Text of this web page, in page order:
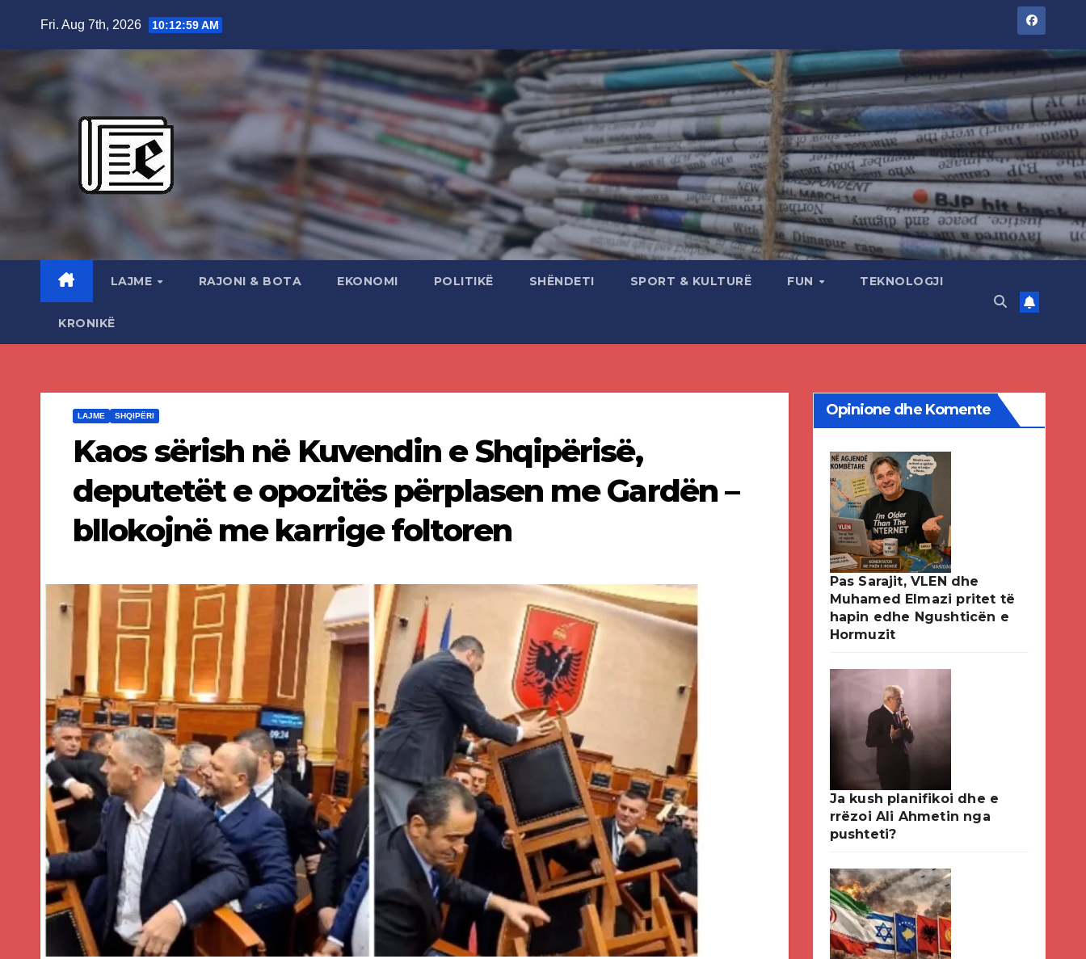
Fri. Aug 7th, 2026 10:13:00 AM
LAJME RAJONI & BOTA EKONOMI POLITIKË SHËNDETI SPORT & KULTURË FUN TEKNOLOGJI
KRONIKË
LAJME SHQIPËRI
Kaos sërish në Kuvendin e Shqipërisë,
deputetët e opozitës përplasen me Gardën –
bllokojnë me karrige foltoren
Opinione dhe Komente
Pas Sarajit, VLEN dhe
Muhamed Elmazi pritet të
hapin edhe Ngushticën e
Hormuzit
Ja kush planifikoi dhe e
rrëzoi Ali Ahmetin nga
pushteti?